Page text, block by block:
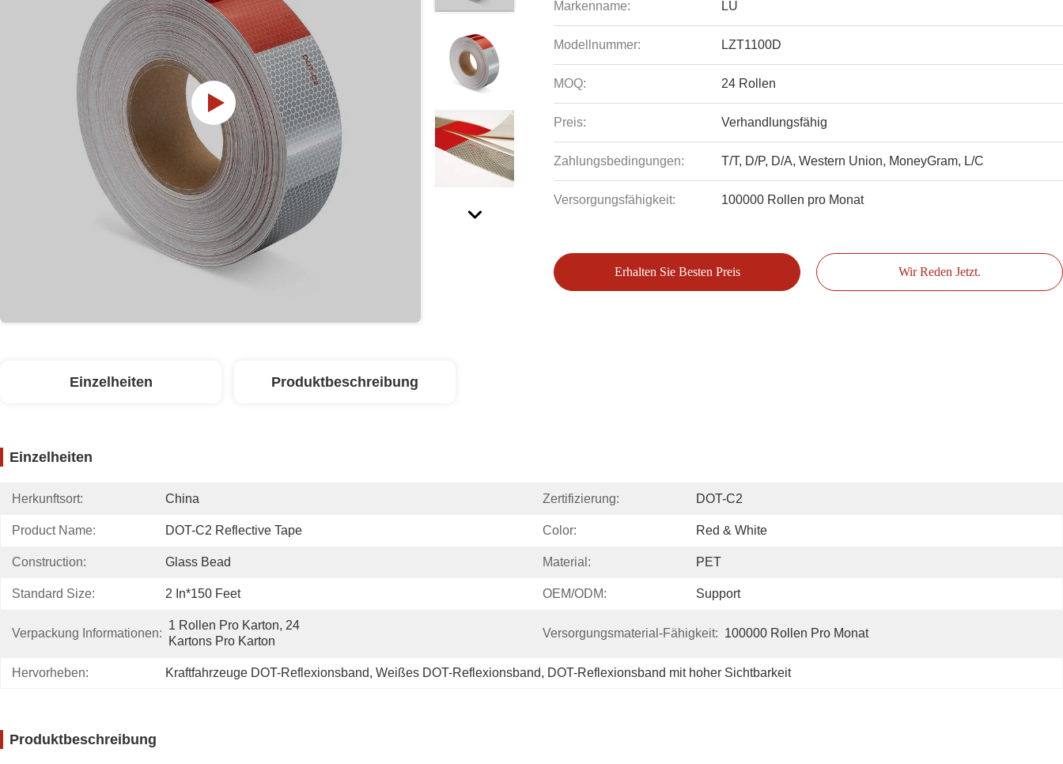
Markenname: LU
Modellnummer: LZT1100D
MOQ: 24 Rollen
Preis: Verhandlungsfähig
Zahlungsbedingungen: T/T, D/P, D/A, Western Union, MoneyGram, L/C
Versorgungsfähigkeit: 100000 Rollen pro Monat
Erhalten Sie Besten Preis Wir Reden Jetzt.
Einzelheiten Produktbeschreibung
Einzelheiten
Herkunftsort: China Zertifizierung: DOT-C2
Product Name: DOT-C2 Reflective Tape Color: Red & White
Construction: Glass Bead Material: PET
Standard Size: 2 In*150 Feet OEM/ODM: Support
Verpackung Informationen:
1 Rollen Pro Karton, 24
Kartons Pro Karton
Versorgungsmaterial-Fähigkeit: 100000 Rollen Pro Monat
Hervorheben: Kraftfahrzeuge DOT-Reflexionsband, Weißes DOT-Reflexionsband, DOT-Reflexionsband mit hoher Sichtbarkeit
Produktbeschreibung